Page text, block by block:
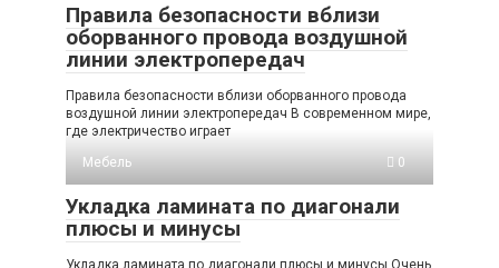
Правила безопасности вблизи
оборванного провода воздушной
линии электропередач
Правила безопасности вблизи оборванного провода
воздушной линии электропередач В современном мире,
где электричество играет
Мебель
0
Укладка ламината по диагонали
плюсы и минусы
Укладка ламината по диагонали плюсы и минусы Очень